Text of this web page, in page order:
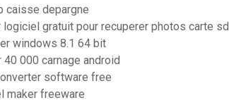
caisse depargne
logiciel gratuit pour recuperer photos carte sd
windows 8.1 64 bit
40 000 carnage android
software free
maker freeware